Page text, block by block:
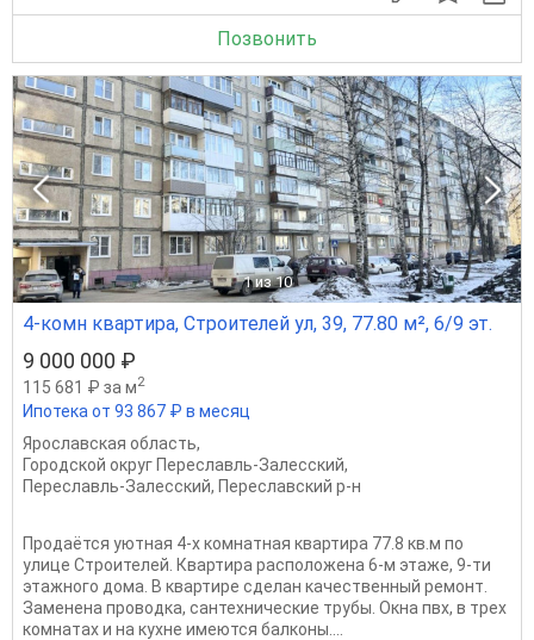
Позвонить
1 из 10
4-комн квартира, Строителей ул, 39, 77.80 м², 6/9 эт.
9 000 000 ₽
115 681 ₽ за м2
Ипотека от 93 867 ₽ в месяц
Ярославская область,
Городской округ Переславль-Залесский,
Переславль-Залесский, Переславский р-н
Продаётся уютная 4-х комнатная квартира 77.8 кв.м по
улице Строителей. Квартира расположена 6-м этаже, 9-ти
этажного дома. В квартире сделан качественный ремонт.
Заменена проводка, сантехнические трубы. Окна пвх, в трех
комнатах и на кухне имеются балконы....